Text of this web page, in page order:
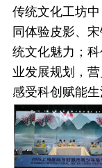
传统文化工坊
同体验皮影、
统文化魅力；
业发展规划，
感受科创赋能生